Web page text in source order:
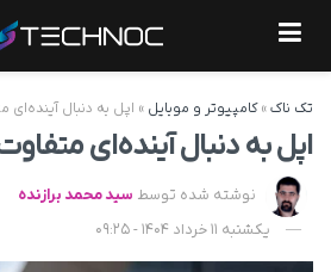
تک ناک»کامپیوتر و موبایل » اپل به‌ دنبال
اپل به‌ دنبال آینده‌ای
نوشته شده توسط سید محمد برازنده
یکشنبه 11 خرداد 1404 - 09:25